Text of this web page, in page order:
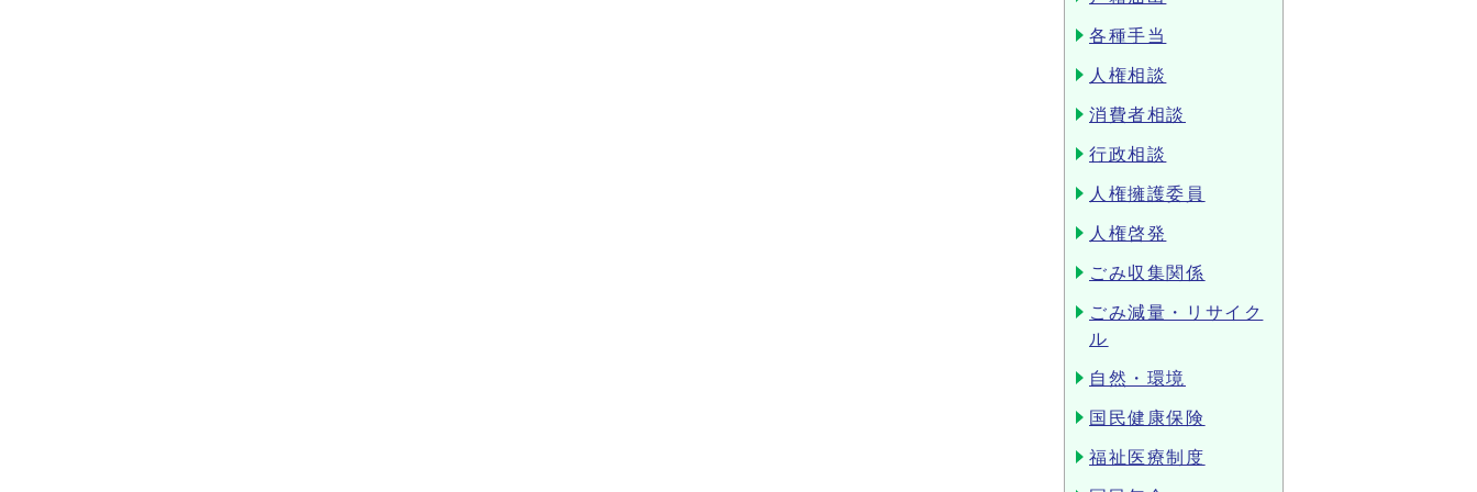
各種手当
人権相談
消費者相談
行政相談
人権擁護委員
人権啓発
ごみ収集関係
ごみ減量・リサイク
ル
自然・環境
国民健康保険
福祉医療制度